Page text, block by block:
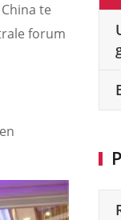
te
forum